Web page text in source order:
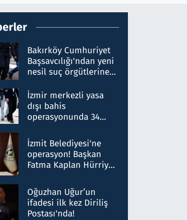
Bakırköy Cumhuriyet
Başsavcılığı'ndan yeni
nesil suç örgütlerine
hakkında gözaltı kararı
İzmir merkezli yasa
dışı bahis
operasyonunda 34
Milyar liralık para
trafiği tespit edildi
İzmit Belediyesi'ne
operasyon! Başkan
Fatma Kaplan Hürriyet
Oğuzhan Uğur’un
ifadesi ilk kez Diriliş
Postası'nda!